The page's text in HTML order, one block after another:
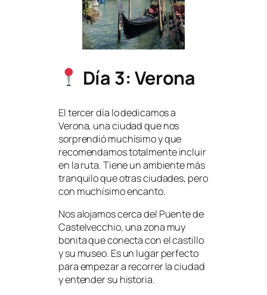
Día 3: Verona
El tercer día lo dedicamos a
Verona, una ciudad que nos
sorprendió muchísimo y que
recomendamos totalmente incluir
en la ruta. Tiene un ambiente más
tranquilo que otras ciudades, pero
con muchísimo encanto.
Nos alojamos cerca del Puente de
Castelvecchio, una zona muy
bonita que conecta con el castillo
y su museo. Es un lugar perfecto
para empezar a recorrer la ciudad
y entender su historia.